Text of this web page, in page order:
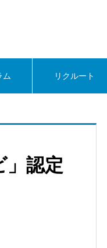
ム リクルート
」認定